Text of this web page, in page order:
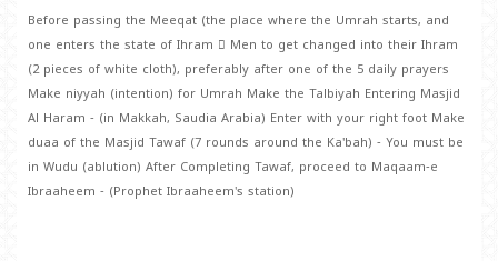
Before passing the Meeqat (the place where the Umrah starts, and
one enters the state of Ihram  Men to get changed into their Ihram
(2 pieces of white cloth), preferably after one of the 5 daily prayers
Make niyyah (intention) for Umrah Make the Talbiyah Entering Masjid
Al Haram ‐ (in Makkah, Saudia Arabia) Enter with your right foot Make
duaa of the Masjid Tawaf (7 rounds around the Ka'bah) ‐ You must be
in Wudu (ablution) After Completing Tawaf, proceed to Maqaam‐e
Ibraaheem ‐ (Prophet Ibraaheem's station)